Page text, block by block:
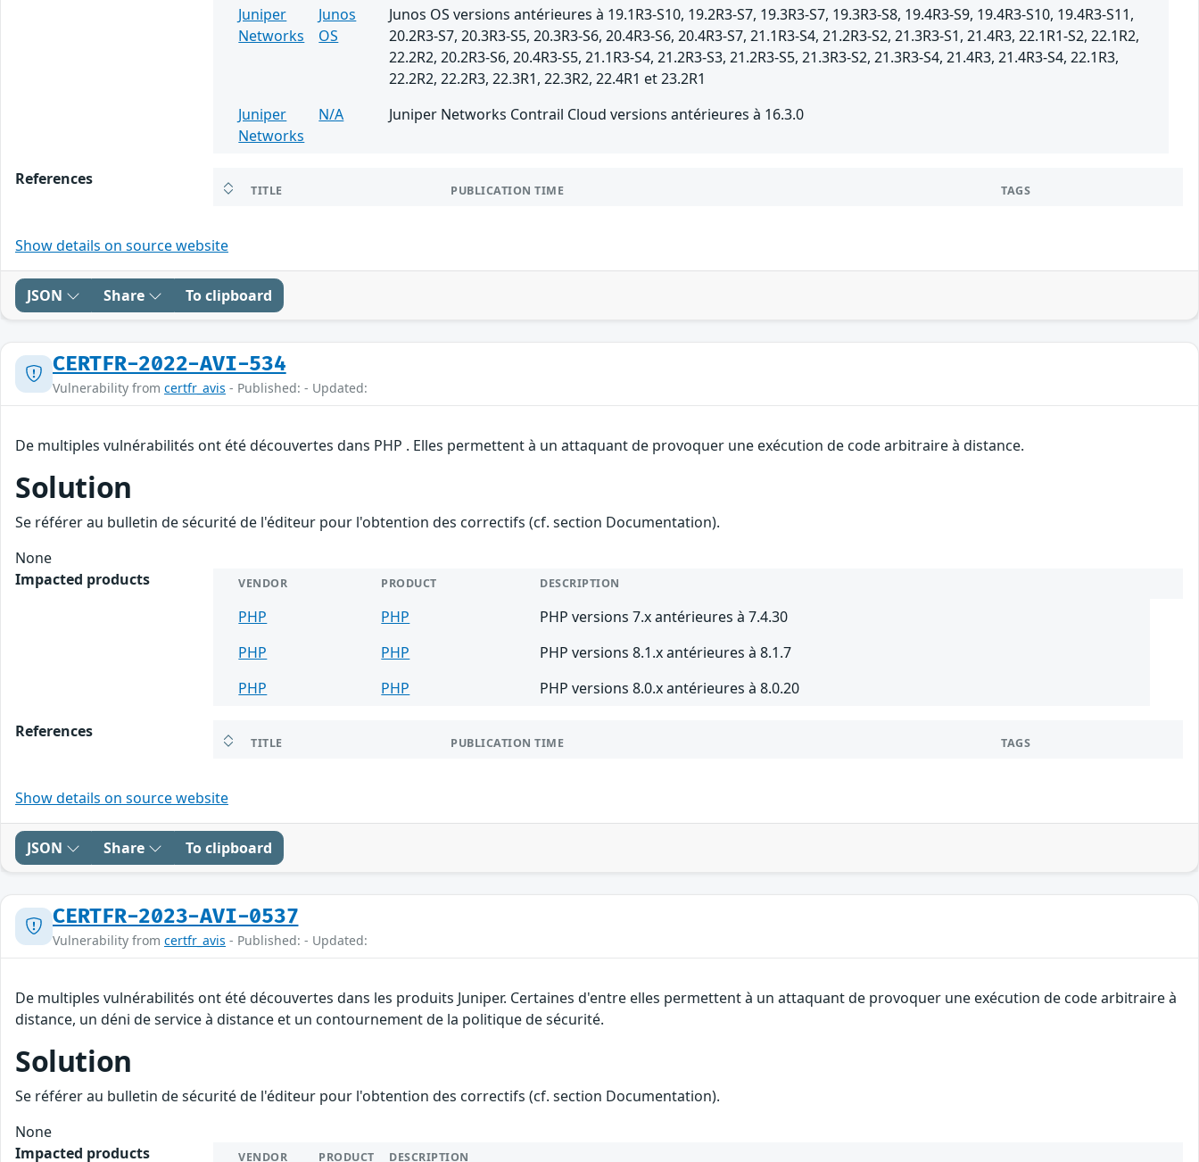
Juniper
Networks
Junos
OS
Junos OS versions antérieures à 19.1R3-S10, 19.2R3-S7, 19.3R3-S7, 19.3R3-S8, 19.4R3-S9, 19.4R3-S10, 19.4R3-S11,
20.2R3-S7, 20.3R3-S5, 20.3R3-S6, 20.4R3-S6, 20.4R3-S7, 21.1R3-S4, 21.2R3-S2, 21.3R3-S1, 21.4R3, 22.1R1-S2, 22.1R2,
22.2R2, 20.2R3-S6, 20.4R3-S5, 21.1R3-S4, 21.2R3-S3, 21.2R3-S5, 21.3R3-S2, 21.3R3-S4, 21.4R3, 21.4R3-S4, 22.1R3,
22.2R2, 22.2R3, 22.3R1, 22.3R2, 22.4R1 et 23.2R1
Juniper
Networks
N/A Juniper Networks Contrail Cloud versions antérieures à 16.3.0
References
TITLE PUBLICATION TIME TAGS
Show details on source website
JSON Share To clipboard
CERTFR-2022-AVI-534
Vulnerability from certfr_avis - Published: - Updated:
De multiples vulnérabilités ont été découvertes dans PHP . Elles permettent à un attaquant de provoquer une exécution de code arbitraire à distance.
Solution
Se référer au bulletin de sécurité de l'éditeur pour l'obtention des correctifs (cf. section Documentation).
None
Impacted products
VENDOR PRODUCT DESCRIPTION
PHP PHP
PHP versions 7.x antérieures à 7.4.30
PHP
PHP
PHP versions 8.1.x antérieures à 8.1.7
PHP
PHP PHP versions 8.0.x antérieures à 8.0.20
References
TITLE PUBLICATION TIME TAGS
Show details on source website
JSON Share To clipboard
CERTFR-2023-AVI-0537
Vulnerability from certfr_avis - Published: - Updated:
De multiples vulnérabilités ont été découvertes dans les produits Juniper. Certaines d'entre elles permettent à un attaquant de provoquer une exécution de code arbitraire à
distance, un déni de service à distance et un contournement de la politique de sécurité.
Solution
Se référer au bulletin de sécurité de l'éditeur pour l'obtention des correctifs (cf. section Documentation).
None
Impacted products
VENDOR PRODUCT DESCRIPTION